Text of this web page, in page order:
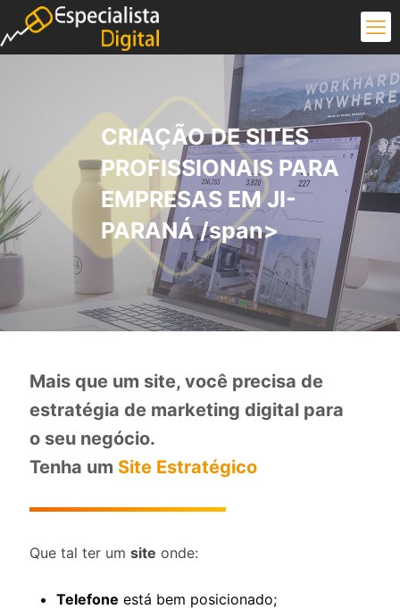
CRIAÇÃO DE SITES
PROFISSIONAIS PARA
EMPRESAS EM JI-
PARANÁ /span>
Mais que um site, você precisa de
estratégia de marketing digital para
o seu negócio.
Tenha um Site Estratégico
Que tal ter um site onde:
Telefone está bem posicionado;